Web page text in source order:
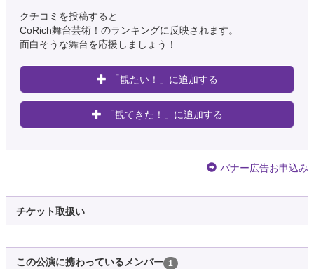
クチコミを投稿すると
CoRich舞台芸術！のランキングに反映されます。
面白そうな舞台を応援しましょう！
「観たい！」に追加する
「観てきた！」に追加する
バナー広告お申込み
チケット取扱い
この公演に携わっているメンバー 1